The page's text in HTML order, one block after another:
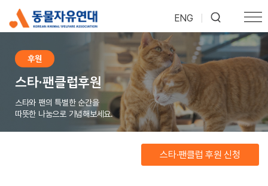
ENG
후원
스타·팬클럽후원
스타와 팬의 특별한 순간을
따뜻한 나눔으로 기념해보세요.
스타·팬클럽 후원 신청